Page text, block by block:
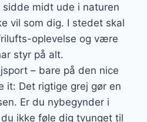
midt ude i naturen
vil som dig. I stedet skal
oplevelse og være
styr på alt.
– bare på den nice
it: Det rigtige grej gør en
Er du nybegynder i
ikke føle dig tvunget til